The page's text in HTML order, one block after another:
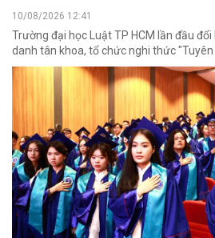
10/08/2026 12:41
Trường đại học Luật TP HCM lần đầu
danh tân khoa, tổ chức nghi thức